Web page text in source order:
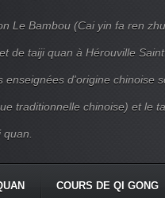
Le Bambou (Cai yin fa ren
de taiji quan à Hérouville
enseignées d'origine chinoise
traditionnelle chinoise) et le
COURS DE QI GONG